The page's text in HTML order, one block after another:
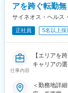
また、同社
ジしている
みや、キャ
す。また知
しています。
（3）明確な
手当もアッ
る報酬制度
入社後は希
ロジェクト
アを跨ぐ転勤
サイネオス・ヘルス
正社員 5名以上採
仕事内容
【エリアを
キャリアの
【はじめに】
＜勤務地詳